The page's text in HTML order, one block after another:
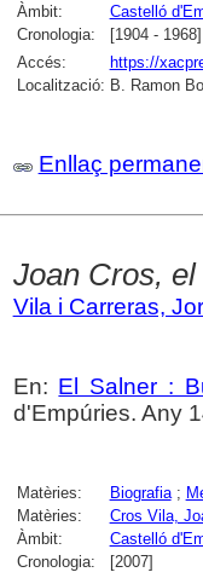
Àmbit:
Castelló
Cronologia:
[1904 - 1968]
Accés:
https://
Localització: B. Ramon
Enllaç
Joan Cros,
Vila i Carreras,
En: El Salner :
d'Empúries. Any
Matèries: Biografia;
Matèries:
Cros Vila,
Àmbit:
Castelló
Cronologia:
[2007]